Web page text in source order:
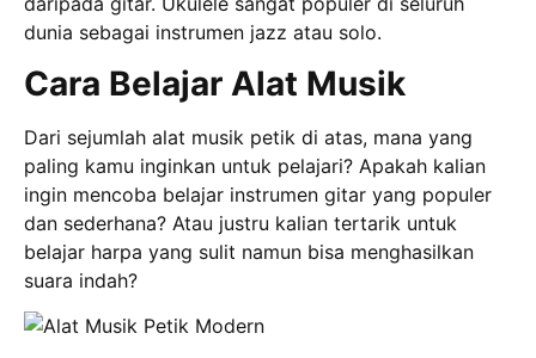
dunia sebagai instrumen jazz atau solo.
Cara Belajar Alat Musik
Dari sejumlah alat musik petik di atas, mana yang
paling kamu inginkan untuk pelajari? Apakah kalian
ingin mencoba belajar instrumen gitar yang populer
dan sederhana? Atau justru kalian tertarik untuk
belajar harpa yang sulit namun bisa menghasilkan
suara indah?